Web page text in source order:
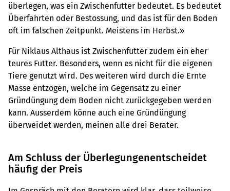
überlegen, was ein Zwischenfutter bedeutet. Es bedeutet
Überfahrten oder Bestossung, und das ist für den Boden
oft im falschen Zeitpunkt. Meistens im Herbst.»
Für Niklaus Althaus ist Zwischenfutter zudem ein eher
teures Futter. Besonders, wenn es nicht für die eigenen
Tiere genutzt wird. Des weiteren wird durch die Ernte
Masse entzogen, welche im Gegensatz zu einer
Gründüngung dem Boden nicht zurückgegeben werden
kann. Ausserdem könne auch eine Gründüngung
überweidet werden, meinen alle drei Berater.
Am Schluss der Überlegungenentscheidet
häufig der Preis